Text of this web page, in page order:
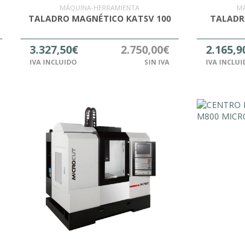
MÁQUINA-HERRAMIENTA
TALADRO MAGNÉTICO KATSV 100
3.327,50€
IVA INCLUIDO
2.750,00€
SIN IVA IVA